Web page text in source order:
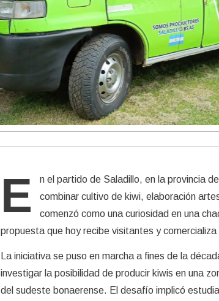
E
n el partido de Saladillo, en la provincia
combinar cultivo de kiwi, elaboración
comenzó como una curiosidad en una
propuesta que hoy recibe visitantes y
La iniciativa se puso en marcha a fines de la
investigar la posibilidad de producir kiwis en una
del sudeste bonaerense. El desafío implicó